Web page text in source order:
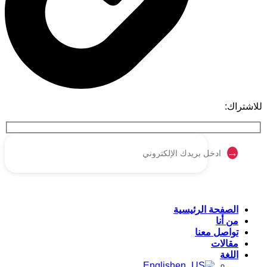
للاشتراك:
الصفحة الرئيسية
من أنا
تواصل معنا
مقالات
اللغة